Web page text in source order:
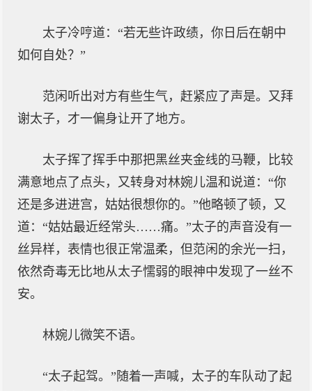
太子冷哼道：“若无些许政绩，你日后在朝中
如何自处？”
范闲听出对方有些生气，赶紧应了声是。又拜
谢太子，才一偏身让开了地方。
太子挥了挥手中那把黑丝夹金线的马鞭，比较
满意地点了点头，又转身对林婉儿温和说道：“你
还是多进进宫，姑姑很想你的。”他略顿了顿，又
道：“姑姑最近经常头……痛。”太子的声音没有一
丝异样，表情也很正常温柔，但范闲的余光一扫，
依然奇毒无比地从太子懦弱的眼神中发现了一丝不
安。
林婉儿微笑不语。
“太子起驾。”随着一声喊，太子的车队动了起